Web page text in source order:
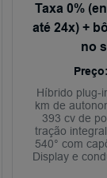
Taxa 0%
até 24x) +
no
Híbrido plug-
km de
393 cv de
tração
540° com
Display e